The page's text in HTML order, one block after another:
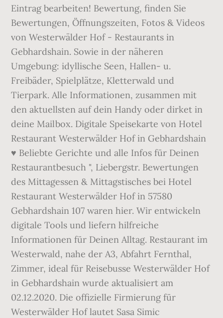
Eintrag bearbeiten! Bewertung, finden Sie
Bewertungen, Öffnungszeiten, Fotos & Videos
von Westerwälder Hof - Restaurants in
Gebhardshain. Sowie in der näheren
Umgebung: idyllische Seen, Hallen- u.
Freibäder, Spielplätze, Kletterwald und
Tierpark. Alle Informationen, zusammen mit
den aktuellsten auf dein Handy oder dirket in
deine Mailbox. Digitale Speisekarte von Hotel
Restaurant Westerwälder Hof in Gebhardshain
♥ Beliebte Gerichte und alle Infos für Deinen
Restaurantbesuch ", Liebergstr. Bewertungen
des Mittagessen & Mittagstisches bei Hotel
Restaurant Westerwälder Hof in 57580
Gebhardshain 107 waren hier. Wir entwickeln
digitale Tools und liefern hilfreiche
Informationen für Deinen Alltag. Restaurant im
Westerwald, nahe der A3, Abfahrt Fernthal,
Zimmer, ideal für Reisebusse Westerwälder Hof
in Gebhardshain wurde aktualisiert am
02.12.2020. Die offizielle Firmierung für
Westerwälder Hof lautet Sasa Simic